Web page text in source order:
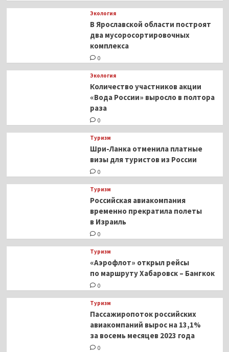
Экология
В Ярославской области построят
два мусоросортировочных
комплекса
0
Экология
Количество участников акции
«Вода России» выросло в полтора
раза
0
Туризм
Шри-Ланка отменила платные
визы для туристов из России
0
Туризм
Российская авиакомпания
временно прекратила полеты
в Израиль
0
Туризм
«Аэрофлот» открыл рейсы
по маршруту Хабаровск – Бангкок
0
Туризм
Пассажиропоток российских
авиакомпаний вырос на 13,1%
за восемь месяцев 2023 года
0